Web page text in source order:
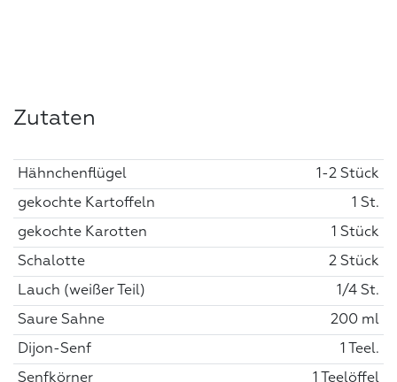
Zutaten
Hähnchenflügel 1-2 Stück
gekochte Kartoffeln 1 St.
gekochte Karotten 1 Stück
Schalotte 2 Stück
Lauch (weißer Teil) 1/4 St.
Saure Sahne 200 ml
Dijon-Senf 1 Teel.
Senfkörner 1 Teelöffel